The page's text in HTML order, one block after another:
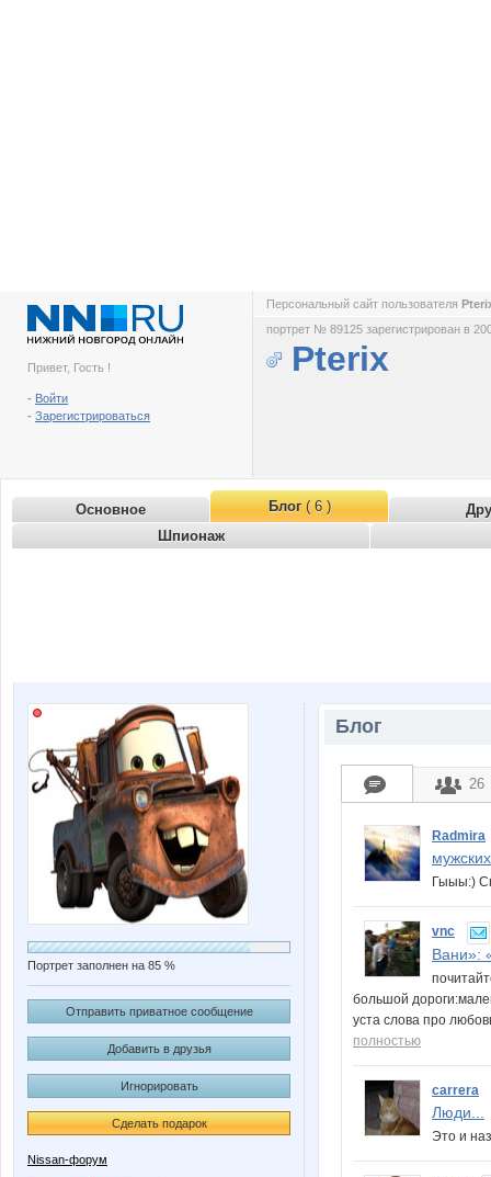
Привет, Гость !
- Войти
- Зарегистрироваться
Персональный сайт пользователя
портрет № 89125 зарегистрирован в
Pterix
Основное Блог( 6 )
Шпионаж
Портрет заполнен на 85 %
Отправить приватное сообщение
Добавить в друзья
Игнорировать
Сделать подарок
Nissan-форум
Блог
26
Radmira
Гыыы:)
vnc
Вани»:
большой
уста слова про
полностью
carrera
Люди...
Это и